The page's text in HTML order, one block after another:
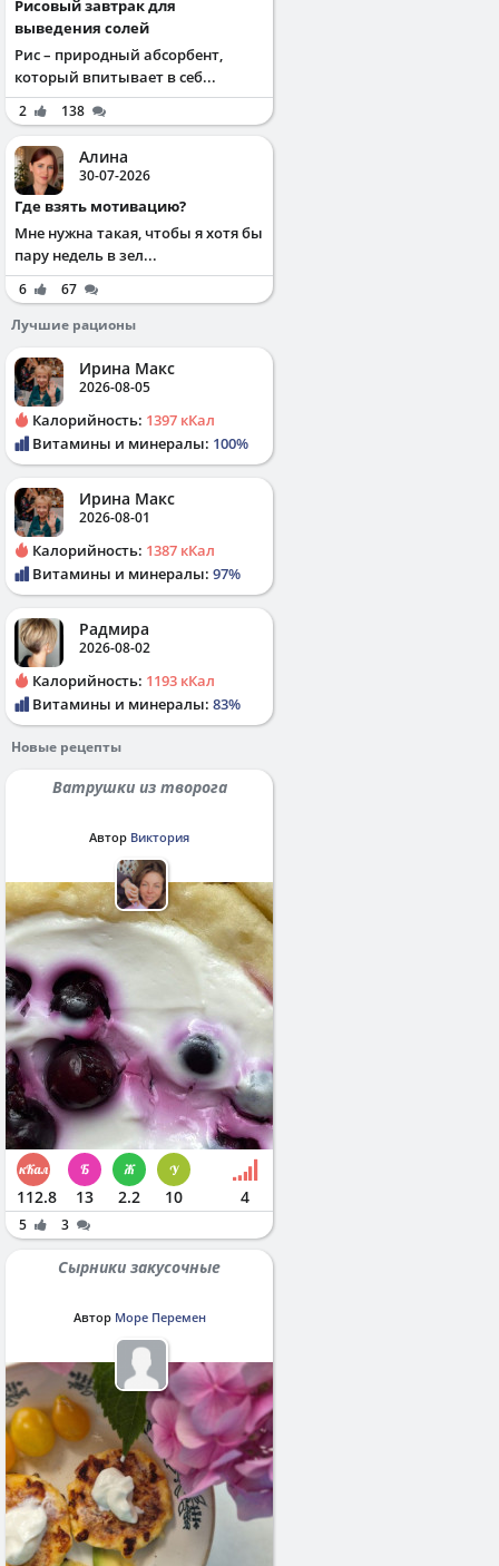
Рисовый завтрак для
выведения солей
Рис – природный абсорбент,
который впитывает в себ...
2 138
Алина
30-07-2026
Где взять мотивацию?
Мне нужна такая, чтобы я хотя бы
пару недель в зел...
6
67
Лучшие рационы
Ирина Макс
2026-08-05
Калорийность: 1397 кКал
Витамины и минералы: 100%
Ирина Макс
2026-08-01
Калорийность: 1387 кКал
Витамины и минералы: 97%
Радмира
2026-08-02
Калорийность: 1193 кКал
Витамины и минералы: 83%
Новые рецепты
Ватрушки из творога
Автор Виктория
112.8 13 2.2 10 4
5 3
Сырники закусочные
Автор Море Перемен